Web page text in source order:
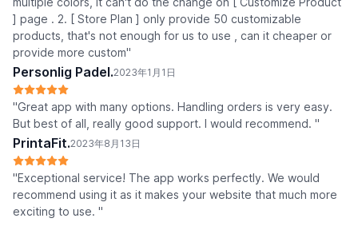
] page . 2. [ Store Plan ] only provide 50 customizable
products, that's not enough for us to use , can it cheaper or
provide more custom"
Personlig Padel.2023年1月1日
"Great app with many options. Handling orders is very easy.
But best of all, really good support. I would recommend. "
PrintaFit.2023年8月13日
"Exceptional service! The app works perfectly. We would
recommend using it as it makes your website that much more
exciting to use. "